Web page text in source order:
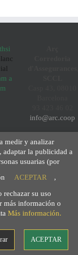
info@arc.coop
medir y analizar
adaptar la publicidad a
usuarias (por
ACEPTAR ,
rechazar su uso
más información o
Más información.
ACEPTAR